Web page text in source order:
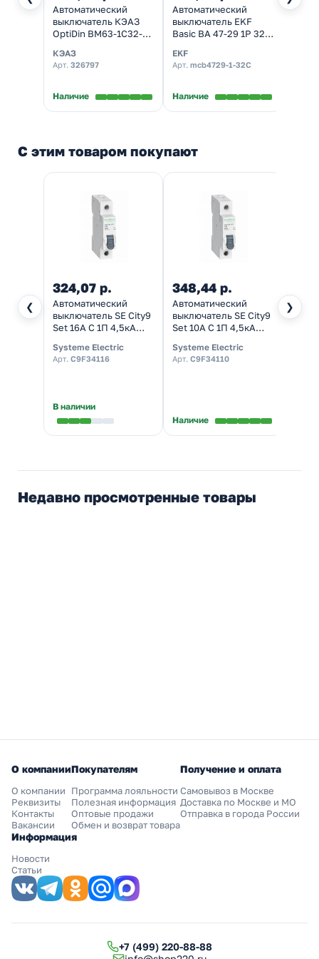
Автоматический
выключатель КЭАЗ
OptiDin BM63-1C32-
4,5кА (автомат
электрический)
КЭАЗ
Арт. 326797
Наличие
Автоматический
выключатель EKF
Basic ВА 47-29 1P 32А
электрический)
EKF
Арт. mcb4729-1-32C
Наличие
С этим товаром покупают
❮ ❯
324,07 р.
Автоматический
выключатель SE City9
Set 16А С 1П 4,5кА
электрический)
Systeme Electric
Арт. C9F34116
В наличии
348,44 р.
Автоматический
выключатель SE City9
Set 10А С 1П 4,5кА
электрический)
Systeme Electric
Арт. C9F34110
Наличие
Недавно просмотренные товары
О компании
О компании
Реквизиты
Контакты
Вакансии
Покупателям
Программа лояльности
Полезная информация
Оптовые продажи
Обмен и возврат товара
Получение и оплата
Самовывоз в Москве
Доставка по Москве и МО
Отправка в города России
Информация
Новости
Статьи
+7 (499) 220-88-88